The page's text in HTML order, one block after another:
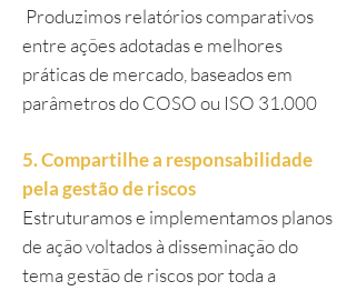
Produzimos relatórios comparativos
entre ações adotadas e melhores
práticas de mercado, baseados em
parâmetros do COSO ou ISO 31.000
5. Compartilhe a responsabilidade
pela gestão de riscos
Estruturamos e implementamos planos
de ação voltados à disseminação do
tema gestão de riscos por toda a